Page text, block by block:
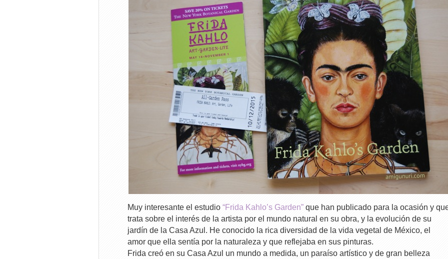
Muy interesante el estudio “Frida Kahlo’s Garden” que han publicado para la ocasión y
trata sobre el interés de la artista por el mundo natural en su obra, y la evolución de su
jardín de la Casa Azul. He conocido la rica diversidad de la vida vegetal de México, el
amor que ella sentía por la naturaleza y que reflejaba en sus pinturas.
Frida creó en su Casa Azul un mundo a medida, un paraíso artístico y de gran belleza